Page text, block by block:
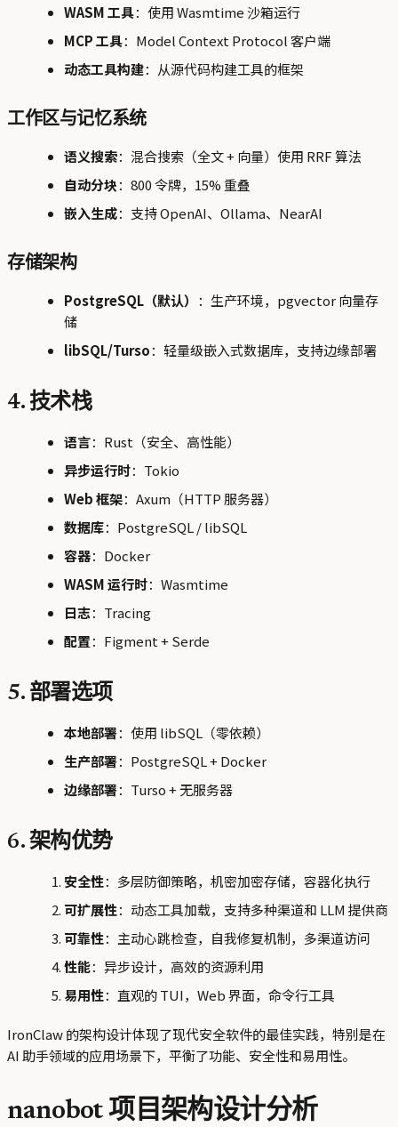
WASM 工具：使用 Wasmtime 沙箱运行
MCP 工具：Model Context Protocol 客户端
动态工具构建：从源代码构建工具的框架
工作区与记忆系统
语义搜索：混合搜索（全文 + 向量）使用 RRF 算法
自动分块：800 令牌，15% 重叠
嵌入生成：支持 OpenAI、Ollama、NearAI
存储架构
PostgreSQL（默认）
：生产环境，pgvector 向量存
储
libSQL/Turso：轻量级嵌入式数据库，支持边缘部署
4. 技术栈
语言：Rust（安全、高性能）
异步运行时：Tokio
Web 框架：Axum（HTTP 服务器）
数据库：PostgreSQL / libSQL
容器：Docker
WASM 运行时：Wasmtime
日志：Tracing
配置：Figment + Serde
5. 部署选项
本地部署：使用 libSQL（零依赖）
生产部署：PostgreSQL + Docker
边缘部署：Turso + 无服务器
6. 架构优势
安全性：多层防御策略，机密加密存储，容器化执行
可扩展性：动态工具加载，支持多种渠道和 LLM 提供商
可靠性：主动心跳检查，自我修复机制，多渠道访问
性能：异步设计，高效的资源利用
易用性：直观的 TUI，Web 界面，命令行工具
IronClaw 的架构设计体现了现代安全软件的最佳实践，特别是在
AI 助手领域的应用场景下，平衡了功能、安全性和易用性。
nanobot 项目架构设计分析